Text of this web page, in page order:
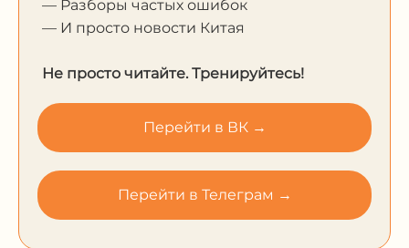
— Разборы частых ошибок
— И просто новости Китая
Не просто читайте. Тренируйтесь!
Перейти в ВК →
Перейти в Телеграм →